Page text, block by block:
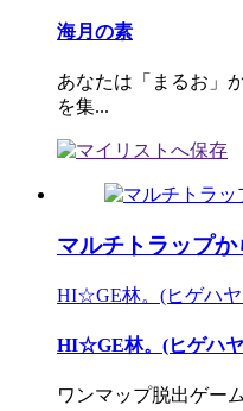
海月の素
あなたは「まるお」
を集...
マルチトラップか
HI☆GE林。(ヒゲハ
HI☆GE林。(ヒゲハ
ワンマップ脱出ゲー